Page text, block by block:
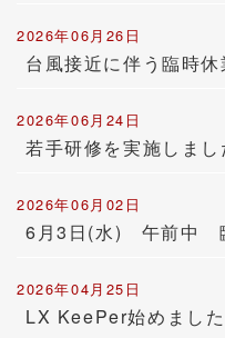
2026年06月26日
台風接近に伴う臨時
2026年06月24日
若手研修を実施しまし
2026年06月02日
6月3日(水) 午前中
2026年04月25日
LX KeePer始めました